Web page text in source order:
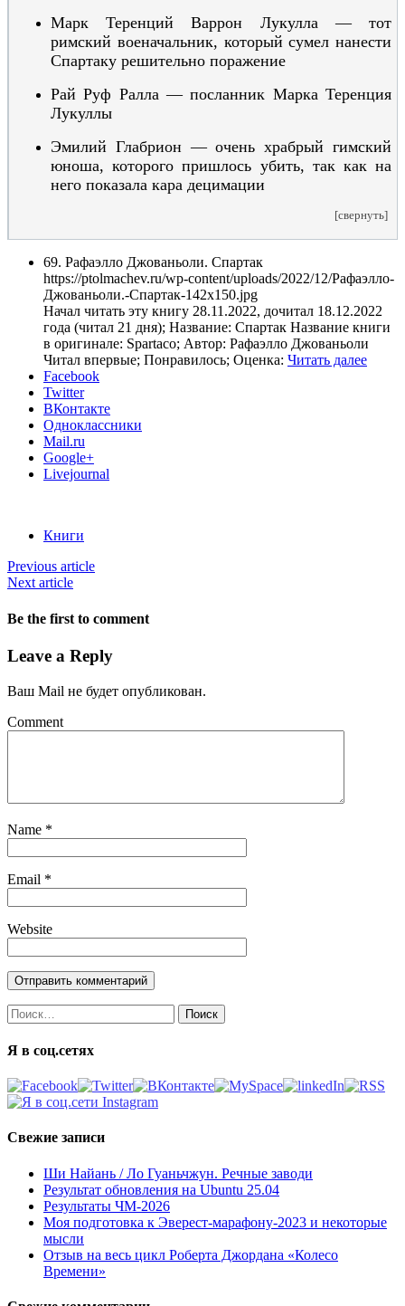
Марк Теренций Варрон Лукулла — тот
римский военачальник, который сумел нанести
Спартаку решительно поражение
Рай Руф Ралла — посланник Марка Теренция
Лукуллы
Эмилий Глабрион — очень храбрый гимский
юноша, которого пришлось убить, так как на
него показала кара децимации
[свернуть]
69. Рафаэлло Джованьоли. Спартак
https://ptolmachev.ru/wp-content/uploads/2022/12/Рафаэлло-
Джованьоли.-Спартак-142x150.jpg
Начал читать эту книгу 28.11.2022, дочитал 18.12.2022
года (читал 21 дня); Название: Спартак Название книги
в оригинале: Spartaco; Автор: Рафаэлло Джованьоли
Читал впервые; Понравилось; Оценка: Читать далее
Facebook
Twitter
ВКонтакте
Одноклассники
Mail.ru
Google+
Livejournal
Книги
Previous article
Next article
Be the first to comment
Leave a Reply
Ваш Mail не будет опубликован.
Comment
Name *
Email *
Website
Найти:
Я в соц.сетях
Свежие записи
Ши Найань / Ло Гуаньчжун. Речные заводи
Результат обновления на Ubuntu 25.04
Результаты ЧМ-2026
Моя подготовка к Эверест-марафону-2023 и некоторые
мысли
Отзыв на весь цикл Роберта Джордана «Колесо
Времени»